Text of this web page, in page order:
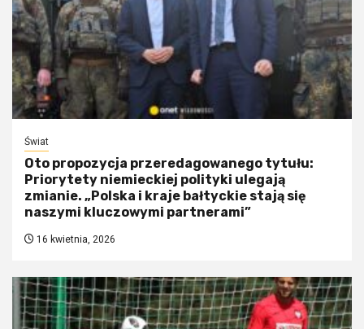
Świat
Oto propozycja przeredagowanego tytułu:
Priorytety niemieckiej polityki ulegają
zmianie. „Polska i kraje bałtyckie stają się
naszymi kluczowymi partnerami”
16 kwietnia, 2026